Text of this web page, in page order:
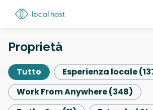
Proprietà
Tutto Esperienza locale(
Work From Anywhere(348)